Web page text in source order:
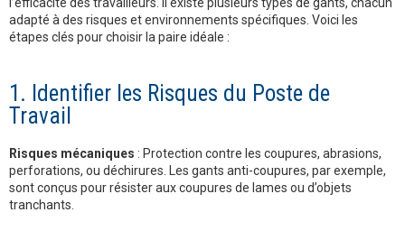
l’efficacité des travailleurs. Il existe plusieurs types de gants, chacun
adapté à des risques et environnements spécifiques. Voici les
étapes clés pour choisir la paire idéale :
1. Identifier les Risques du Poste de
Travail
Risques mécaniques : Protection contre les coupures, abrasions,
perforations, ou déchirures. Les gants anti-coupures, par exemple,
sont conçus pour résister aux coupures de lames ou d’objets
tranchants.